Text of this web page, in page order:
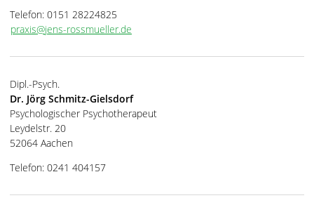
Telefon: 0151 28224825
praxis@jens-rossmueller.de
Dipl.-Psych.
Dr. Jörg Schmitz-Gielsdorf
Psychologischer Psychotherapeut
Leydelstr. 20
52064 Aachen
Telefon: 0241 404157